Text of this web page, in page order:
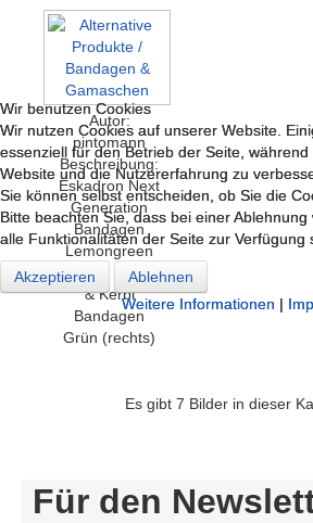
Autor:
pintomann
Beschreibung:
Eskadron Next
Generation
Bandagen
Lemongreen
(F/S 13 - links)
& Kerbl
Bandagen
Grün (rechts)
Es gibt 7 Bilder in dieser
Für den
Wir benutzen Cookies
Wir nutzen Cookies auf unserer Website.
essenziell für den Betrieb der Seite,
Website und die Nutzererfahrung zu
Sie können selbst entscheiden, ob Sie die
Bitte beachten Sie, dass bei einer
alle Funktionalitäten der Seite zur Verfügung
Akzeptieren
Ablehnen
Weitere Informationen |
Wir benutzen Cookies
Wir nutzen Cookies auf unserer Website.
essenziell für den Betrieb der Seite,
Website und die Nutzererfahrung zu
Sie können selbst entscheiden, ob Sie die
Bitte beachten Sie, dass bei einer
alle Funktionalitäten der Seite zur Verfügung
Akzeptieren
Ablehnen
Weitere Informationen |